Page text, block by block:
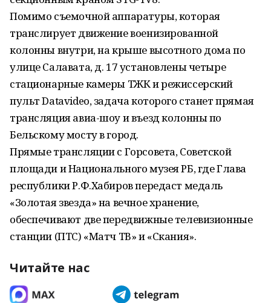
Помимо съемочной аппаратуры, которая
транслирует движение военизированной
колонны внутри, на крыше высотного дома по
улице Салавата, д. 17 установлены четыре
стационарные камеры ТЖК и режиссерский
пульт Datavideo, задача которого станет прямая
трансляция авиа-шоу и въезд колонны по
Бельскому мосту в город.
Прямые трансляции с Горсовета, Советской
площади и Национального музея РБ, где Глава
республики Р.Ф.Хабиров передаст медаль
«Золотая звезда» на вечное хранение,
обеспечивают две передвижные телевизионные
станции (ПТС) «Матч ТВ» и «Скания».
Читайте нас